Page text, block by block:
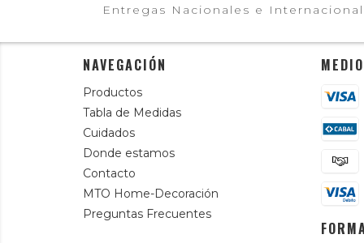
Entregas Nacionales e
NAVEGACIÓN
Productos
Tabla de Medidas
Cuidados
Donde estamos
Contacto
MTO Home-Decoración
Preguntas Frecuentes